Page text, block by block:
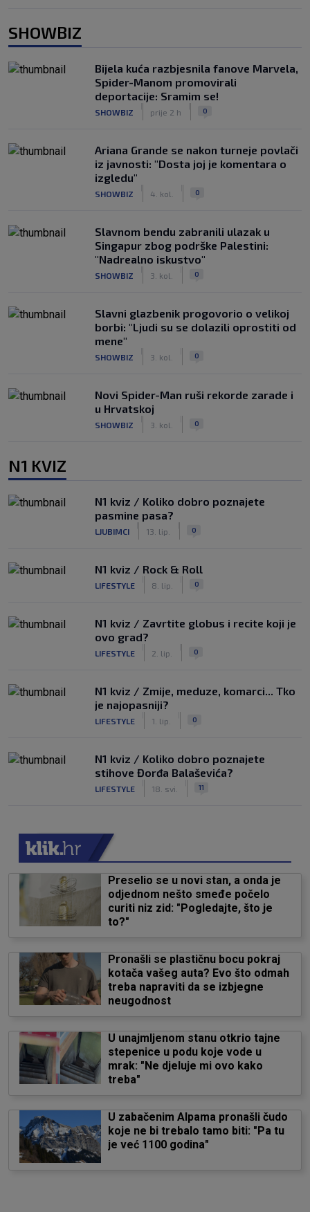
SHOWBIZ
Bijela kuća razbjesnila fanove Marvela,
Spider-Manom promovirali
deportacije: Sramim se!
SHOWBIZ prije 2 h 0
Ariana Grande se nakon turneje povlači
iz javnosti: "Dosta joj je komentara o
izgledu"
SHOWBIZ 4. kol. 0
Slavnom bendu zabranili ulazak u
Singapur zbog podrške Palestini:
"Nadrealno iskustvo"
SHOWBIZ 3. kol. 0
Slavni glazbenik progovorio o velikoj
borbi: "Ljudi su se dolazili oprostiti od
mene"
SHOWBIZ 3. kol. 0
Novi Spider-Man ruši rekorde zarade i
u Hrvatskoj
SHOWBIZ 3. kol. 0
N1 KVIZ
N1 kviz / Koliko dobro poznajete
pasmine pasa?
LJUBIMCI 13. lip. 0
N1 kviz / Rock & Roll
LIFESTYLE 8. lip. 0
N1 kviz / Zavrtite globus i recite koji je
ovo grad?
LIFESTYLE 2. lip. 0
N1 kviz / Zmije, meduze, komarci... Tko
je najopasniji?
LIFESTYLE 1. lip. 0
N1 kviz / Koliko dobro poznajete
stihove Đorđa Balaševića?
LIFESTYLE 18. svi. 11
Preselio se u novi stan, a onda je
odjednom nešto smeđe počelo
curiti niz zid: "Pogledajte, što je
to?"
Pronašli se plastičnu bocu pokraj
kotača vašeg auta? Evo što odmah
treba napraviti da se izbjegne
neugodnost
U unajmljenom stanu otkrio tajne
stepenice u podu koje vode u
mrak: "Ne djeluje mi ovo kako
treba"
U zabačenim Alpama pronašli čudo
koje ne bi trebalo tamo biti: "Pa tu
je već 1100 godina"